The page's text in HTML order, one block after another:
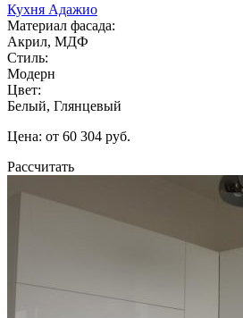
Кухня Адажио
Материал фасада:
Акрил, МДФ
Стиль:
Модерн
Цвет:
Белый, Глянцевый
Цена: от 60 304 руб.
Рассчитать